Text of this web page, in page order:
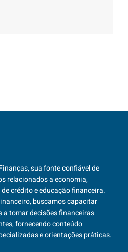
sua fonte confiável de
relacionados a economia,
crédito e educação financeira.
buscamos capacitar
a tomar decisões financeiras
fornecendo conteúdo
e orientações práticas.